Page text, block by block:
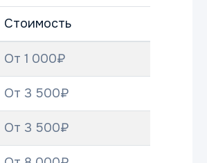
Стоимость
От 1 000₽
От 3 500₽
От 3 500₽